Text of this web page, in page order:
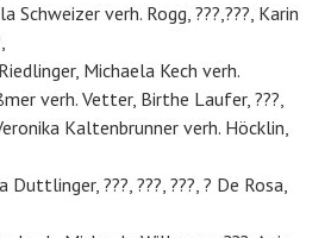
Schweizer verh. Rogg, ???,???, Karin
Michaela Kech verh.
verh. Vetter, Birthe Laufer, ???,
Kaltenbrunner verh. Höcklin,
Duttlinger, ???, ???, ???, ? De Rosa,